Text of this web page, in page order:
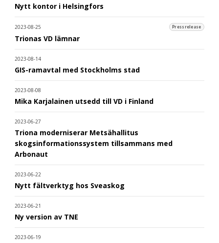
Nytt kontor i Helsingfors
2023-08-25 Pressrelease
Trionas VD lämnar
2023-08-14
GIS-ramavtal med Stockholms stad
2023-08-08
Mika Karjalainen utsedd till VD i Finland
2023-06-27
Triona moderniserar Metsähallitus
skogsinformationssystem tillsammans med
Arbonaut
2023-06-22
Nytt fältverktyg hos Sveaskog
2023-06-21
Ny version av TNE
2023-06-19